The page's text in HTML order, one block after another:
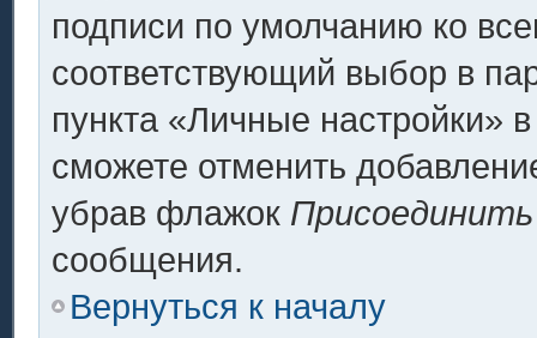
подписи по умолчанию ко
соответствующий выбор в
пункта «Личные настройки»
сможете отменить
убрав флажок
сообщения.
Вернуться к началу